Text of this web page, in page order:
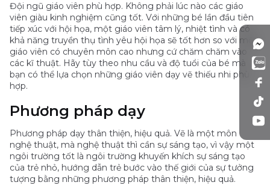
Đội ngũ giáo viên phù hợp. Không phải lúc nào các giáo
viên giàu kinh nghiệm cũng tốt. Với những bé lần đầu tiên
tiếp xúc với hội họa, một giáo viên tâm lý, nhiệt tình và có
khả năng truyền thụ tình yêu hội họa sẽ tốt hơn so với một
giáo viên có chuyên môn cao nhưng cứ chăm chăm vào
các kĩ thuật. Hãy tùy theo nhu cầu và độ tuổi của bé mà
bạn có thể lựa chọn những giáo viên dạy vẽ thiếu nhi phù
hợp.
Phương pháp dạy
Phương pháp dạy thân thiện, hiệu quả. Vẽ là một môn
nghệ thuật, mà nghệ thuật thì cần sự sáng tạo, vì vậy một
ngôi trường tốt là ngôi trường khuyến khích sự sáng tạo
của trẻ nhỏ, hướng dẫn trẻ bước vào thế giới của sự tưởng
tượng bằng những phương pháp thân thiện, hiệu quả.